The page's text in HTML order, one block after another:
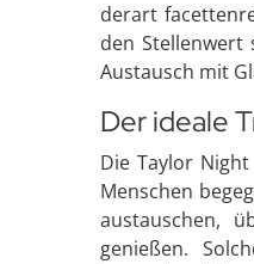
derart
den Stellenwert
Austausch mit
Der ideale
Die Taylor
Menschen
austauschen,
genießen.